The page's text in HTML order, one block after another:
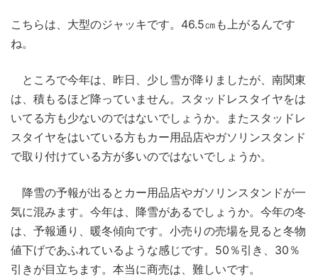
こちらは、大型のジャッキです。46.5㎝も上がるんです
ね。
ところで今年は、昨日、少し雪が降りましたが、南関東
は、積もるほど降っていません。スタッドレスタイヤをは
いてる方も少ないのではないでしょうか。またスタッドレ
スタイヤをはいている方もカー用品店やガソリンスタンド
で取り付けている方が多いのではないでしょうか。
降雪の予報が出るとカー用品店やガソリンスタンドが一
気に混みます。今年は、降雪があるでしょうか。今年の冬
は、予報通り、暖冬傾向です。小売りの売場を見ると冬物
値下げであふれているような感じです。50％引き、30％
引きが目立ちます。本当に商売は、難しいです。